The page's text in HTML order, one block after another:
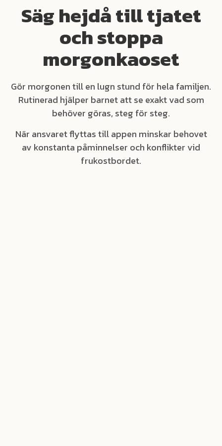
Säg hejdå till tjatet
och stoppa
morgonkaoset
Gör morgonen till en lugn stund för hela familjen.
Rutinerad hjälper barnet att se exakt vad som
behöver göras, steg för steg.
När ansvaret flyttas till appen minskar behovet
av konstanta påminnelser och konflikter vid
frukostbordet.